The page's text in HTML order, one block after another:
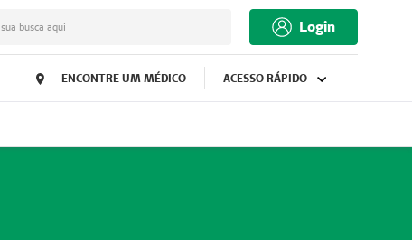
busca aqui Login
ENCONTRE UM MÉDICO ACESSO RÁPIDO